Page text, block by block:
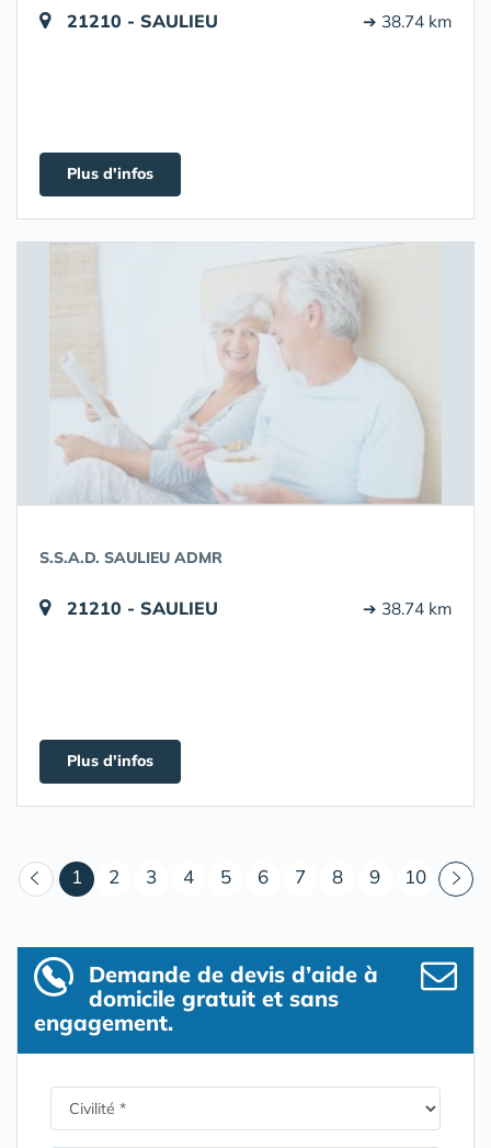
21210 - SAULIEU ➔ 38.74 km
Plus d'infos
S.S.A.D. SAULIEU ADMR
21210 - SAULIEU ➔ 38.74 km
Plus d'infos
1 (courant)
2 3 4 5 6 7 8 9 10
Demande de devis d’aide à
domicile gratuit et sans
engagement.